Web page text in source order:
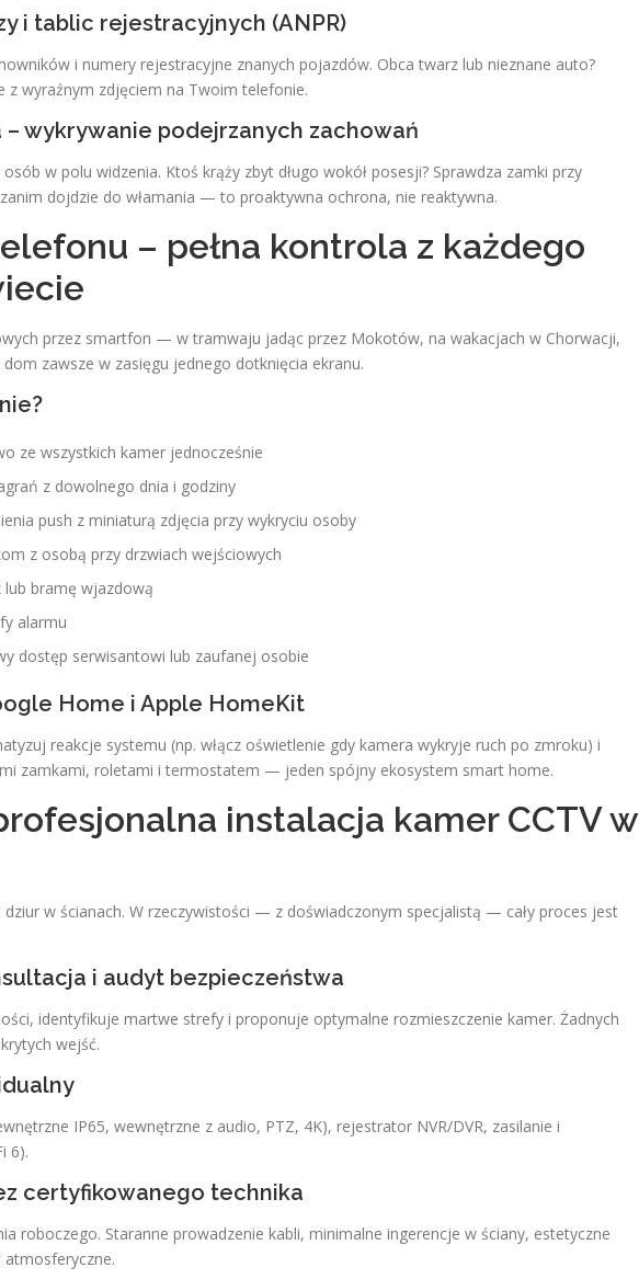
i tablic rejestracyjnych (ANPR)
i numery rejestracyjne znanych pojazdów. Obca twarz lub nieznane auto?
wyraźnym zdjęciem na Twoim telefonie.
wykrywanie podejrzanych zachowań
w polu widzenia. Ktoś krąży zbyt długo wokół posesji? Sprawdza zamki przy
dojdzie do włamania — to proaktywna ochrona, nie reaktywna.
– pełna kontrola z każdego
przez smartfon — w tramwaju jadąc przez Mokotów, na wakacjach w Chorwacji,
zawsze w zasięgu jednego dotknięcia ekranu.
ze wszystkich kamer jednocześnie
z dowolnego dnia i godziny
push z miniaturą zdjęcia przy wykryciu osoby
z osobą przy drzwiach wejściowych
bramę wjazdową
alarmu
dostęp serwisantowi lub zaufanej osobie
Home i Apple HomeKit
reakcje systemu (np. włącz oświetlenie gdy kamera wykryje ruch po zmroku) i
zamkami, roletami i termostatem — jeden spójny ekosystem smart home.
instalacja kamer CCTV w
w ścianach. W rzeczywistości — z doświadczonym specjalistą — cały proces jest
i audyt bezpieczeństwa
identyfikuje martwe strefy i proponuje optymalne rozmieszczenie kamer. Żadnych
wejść.
IP65, wewnętrzne z audio, PTZ, 4K), rejestrator NVR/DVR, zasilanie i
6).
certyfikowanego technika
roboczego. Staranne prowadzenie kabli, minimalne ingerencje w ściany, estetyczne